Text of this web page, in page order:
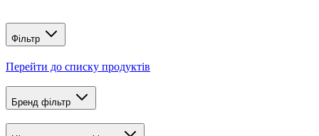
Фільтр
Перейти до списку продуктів
Бренд фільтр